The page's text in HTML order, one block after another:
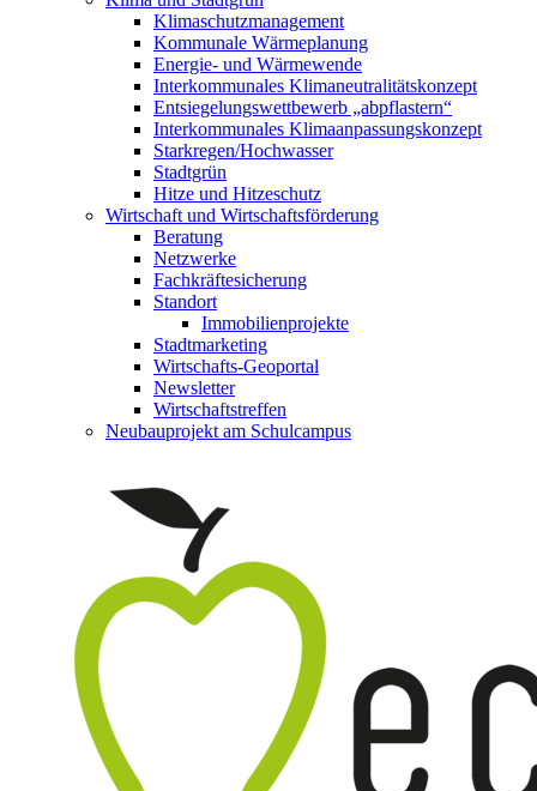
Klimaschutzmanagement
Kommunale Wärmeplanung
Energie- und Wärmewende
Interkommunales Klimaneutralitätskonzept
Entsiegelungswettbewerb „abpflastern“
Interkommunales Klimaanpassungskonzept
Starkregen/Hochwasser
Stadtgrün
Hitze und Hitzeschutz
Wirtschaft und Wirtschaftsförderung
Beratung
Netzwerke
Fachkräftesicherung
Standort
Immobilienprojekte
Stadtmarketing
Wirtschafts-Geoportal
Newsletter
Wirtschaftstreffen
Neubauprojekt am Schulcampus